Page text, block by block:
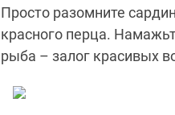
Просто разомните
красного перца.
рыба – залог красивых